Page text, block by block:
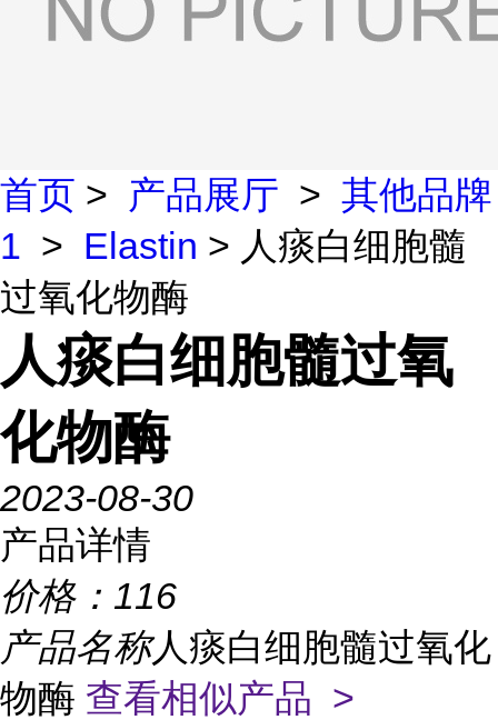
首页 > 产品展厅 > 其他品牌
1 > Elastin > 人痰白细胞髓
过氧化物酶
人痰白细胞髓过氧
化物酶
2023-08-30
产品详情
价格： 116
产品名称人痰白细胞髓过氧化
物酶 查看相似产品 >